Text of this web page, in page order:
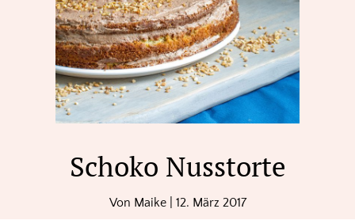
Schoko Nusstorte
Von Maike| 12. März 2017